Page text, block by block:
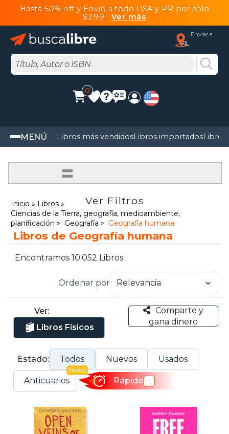
Hasta 50% off y Envío a todo USA y PR por solo
$2.99 Ver más
Enviar a
FL
0
MENÚ Libros más vendidosLibros importadosLibros
=
Ver Filtros
Inicio
Libros
Ciencias de la Tierra, geografía, medioambiente,
planificación
Geografía Geografía humana
Libros de Geografía humana
Encontramos 10.052 Libros
Ordenar por
Ver:
Libros Físicos
Comparte y
gana dinero
Estado: Todos Nuevos Usados
Anticuarios
Nuevo
Rápido